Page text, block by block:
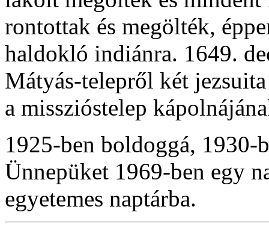
rontottak és megölték,
haldokló indiánra. 1649.
Mátyás-telepről két
a misszióstelep
1925-ben boldoggá, 1930-
Ünnepüket 1969-ben egy
egyetemes naptárba.